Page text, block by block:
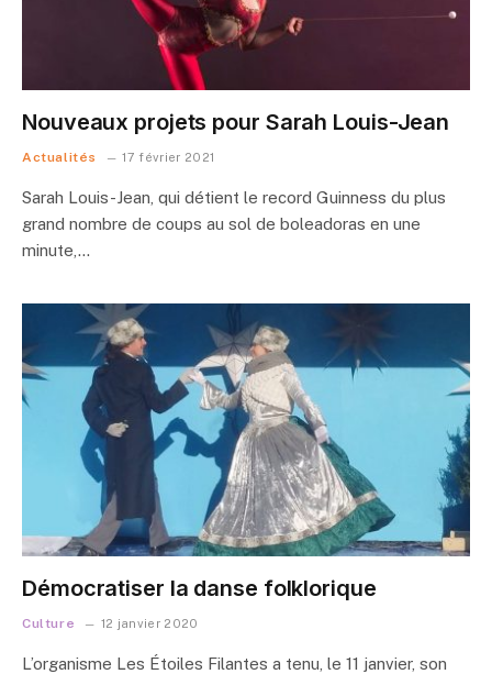
Nouveaux projets pour Sarah Louis-Jean
Actualités 17 février 2021
Sarah Louis-Jean, qui détient le record Guinness du plus
grand nombre de coups au sol de boleadoras en une
minute,…
Démocratiser la danse folklorique
Culture 12 janvier 2020
L’organisme Les Étoiles Filantes a tenu, le 11 janvier, son